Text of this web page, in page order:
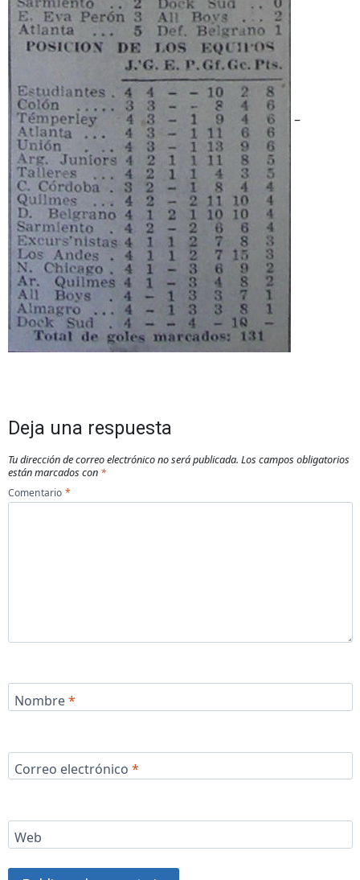
–
Deja una respuesta
Tu dirección de correo electrónico no será publicada. Los campos obligatorios
están marcados con *
Comentario *
Nombre*
Correo electrónico *
Web